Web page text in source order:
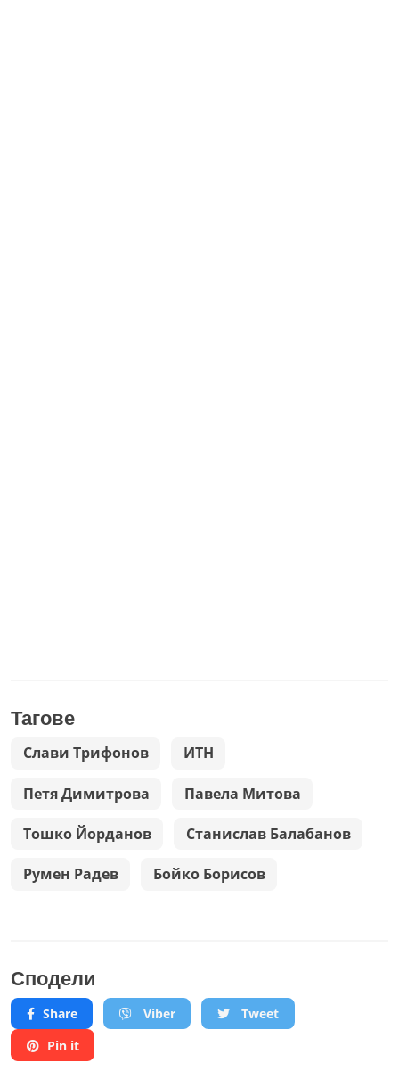
Тагове
Слави Трифонов ИТН
Петя Димитрова Павела Митова
Тошко Йорданов Станислав Балабанов
Румен Радев Бойко Борисов
Сподели
Share Viber
Tweet
Pin it